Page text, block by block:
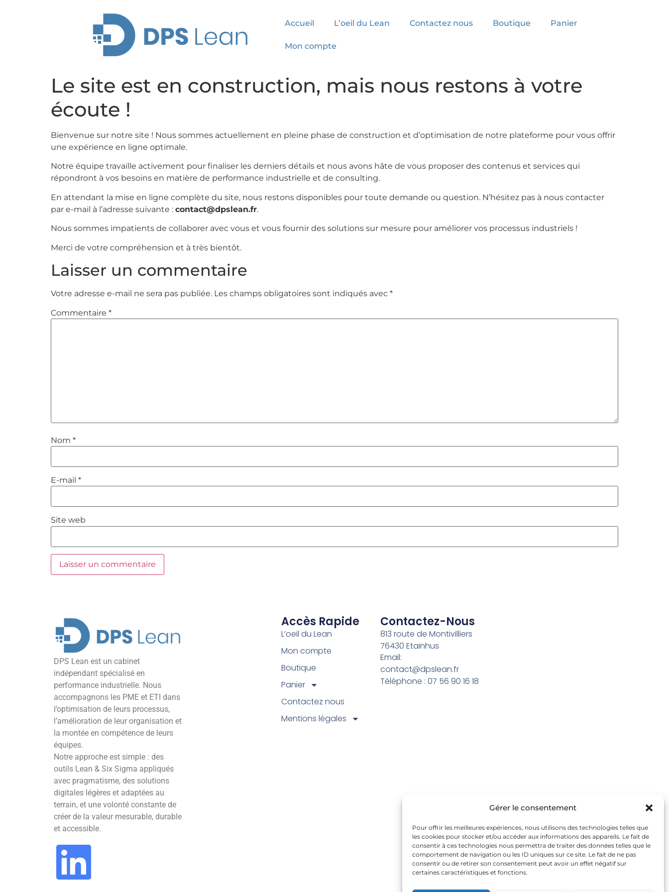
Gérer le consentement
Pour offrir les meilleures expériences, nous utilisons des technologies telles que
les cookies pour stocker et/ou accéder aux informations des appareils. Le fait de
consentir à ces technologies nous permettra de traiter des données telles que le
comportement de navigation ou les ID uniques sur ce site. Le fait de ne pas
consentir ou de retirer son consentement peut avoir un effet négatif sur
certaines caractéristiques et fonctions.
Accueil L’oeil du Lean Contactez nous Boutique Panier
Mon compte
Le site est en construction, mais nous restons à votre
écoute !
Bienvenue sur notre site ! Nous sommes actuellement en pleine phase de construction et d’optimisation de notre plateforme pour vous offrir
une expérience en ligne optimale.
Notre équipe travaille activement pour finaliser les derniers détails et nous avons hâte de vous proposer des contenus et services qui
répondront à vos besoins en matière de performance industrielle et de consulting.
En attendant la mise en ligne complète du site, nous restons disponibles pour toute demande ou question. N’hésitez pas à nous contacter
par e-mail à l’adresse suivante : contact@dpslean.fr.
Nous sommes impatients de collaborer avec vous et vous fournir des solutions sur mesure pour améliorer vos processus industriels !
Merci de votre compréhension et à très bientôt.
Laisser un commentaire
Votre adresse e-mail ne sera pas publiée. Les champs obligatoires sont indiqués avec *
Commentaire *
Nom *
E-mail *
Site web
DPS Lean est un cabinet
indépendant spécialisé en
performance industrielle. Nous
accompagnons les PME et ETI dans
l’optimisation de leurs processus,
l’amélioration de leur organisation et
la montée en compétence de leurs
équipes.
Notre approche est simple : des
outils Lean & Six Sigma appliqués
avec pragmatisme, des solutions
digitales légères et adaptées au
terrain, et une volonté constante de
créer de la valeur mesurable, durable
et accessible.
Accès Rapide
L’oeil du Lean
Mon compte
Boutique
Panier
Contactez nous
Mentions légales
Contactez-Nous
813 route de Montivilliers
76430 Etainhus
Email:
contact@dpslean.fr
Téléphone : 07 56 90 16 18